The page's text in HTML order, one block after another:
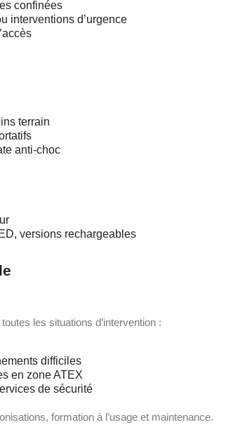
confinées
interventions d’urgence
terrain
anti-choc
versions rechargeables
les situations d’intervention :
difficiles
en zone ATEX
de sécurité
formation à l’usage et maintenance.